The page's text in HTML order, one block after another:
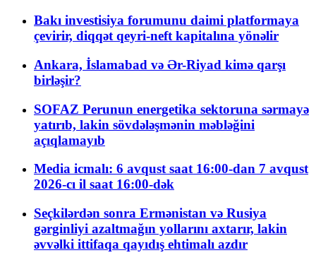
Bakı investisiya forumunu daimi platformaya
çevirir, diqqət qeyri-neft kapitalına yönəlir
Ankara, İslamabad və Ər-Riyad kimə qarşı
birləşir?
SOFAZ Perunun energetika sektoruna sərmayə
yatırıb, lakin sövdələşmənin məbləğini
açıqlamayıb
Media icmalı: 6 avqust saat 16:00-dan 7 avqust
2026-cı il saat 16:00-dək
Seçkilərdən sonra Ermənistan və Rusiya
gərginliyi azaltmağın yollarını axtarır, lakin
əvvəlki ittifaqa qayıdış ehtimalı azdır